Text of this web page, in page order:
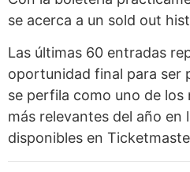
se acerca a un sold out
Las últimas 60 entradas
oportunidad final para ser
se perfila como uno de los
más relevantes del año en
disponibles en